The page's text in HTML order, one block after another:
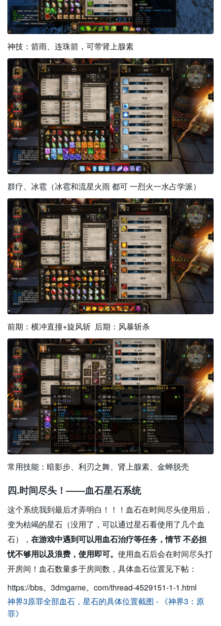
神技：箭雨、连珠箭，可带肾上腺素
群疗、冰雹（冰雹和流星火雨 都可 一烈火一水占学派）
前期：横冲直撞+旋风斩 后期：风暴斩杀
常用技能：暗影步、利刃之舞、肾上腺素、金蝉脱壳
四.时间尽头！——血石星石系统
这个系统我到最后才弄明白！！！血石在时间尽头使用后，
变为枯竭的星石（没用了，可以通过星石看使用了几个血
石）， 在游戏中遇到可以用血石治疗等任务，情节 不必担
忧不够用以及浪费，使用即可。 使用血石后会在时间尽头打
开房间！血石数量多于房间数，具体血石位置见下帖：
https://bbs。3dmgame。com/thread-4529151-1-1.html
神界3原罪全部血石，星石的具体位置截图 - 《神界3：原
罪》